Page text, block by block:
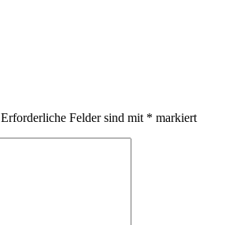
Erforderliche Felder sind mit * markiert